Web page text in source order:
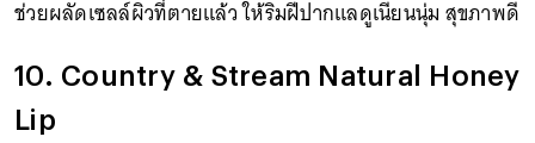
ช่วยผลัดเซลล์ผิวที่ตายแล้ว ให้ริมฝีปากแลดูเนียนนุ่ม สุขภาพดี
10. Country & Stream Natural Honey
Lip